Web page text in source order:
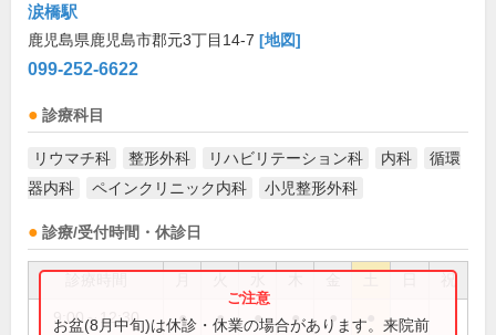
涙橋駅
鹿児島県鹿児島市郡元3丁目14-7 [地図]
099-252-6622
診療科目
リウマチ科 整形外科 リハビリテーション科 内科
循環
器内科
ペインクリニック内科 小児整形外科
診療/受付時間・休診日
祝
9:00～12:30 ● ● ● ● ●
お盆(8月中旬)は休診・休業の場合があります。来院前